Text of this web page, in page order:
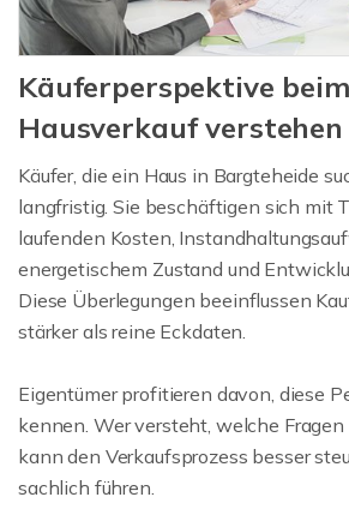
Käuferperspektive beim
Hausverkauf verstehen
Käufer, die ein Haus in Bargteheide
langfristig. Sie beschäftigen sich mit
laufenden Kosten,
energetischem Zustand und
Diese Überlegungen beeinflussen
stärker als reine Eckdaten.
Eigentümer profitieren davon, diese
kennen. Wer versteht, welche Fragen
kann den Verkaufsprozess besser
sachlich führen.